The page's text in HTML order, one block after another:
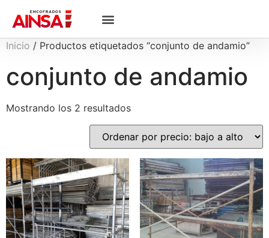
Inicio / Productos etiquetados “conjunto de andamio”
conjunto de andamio
Mostrando los 2 resultados